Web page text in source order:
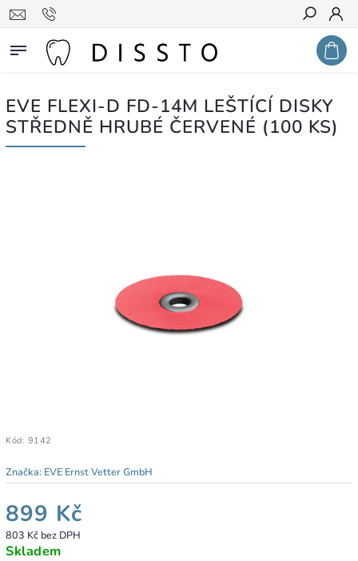
Hledat
EVE FLEXI-D FD-14M LEŠTÍCÍ DISKY
STŘEDNĚ HRUBÉ ČERVENÉ (100 KS)
Kód: 9142
Značka: EVE Ernst Vetter GmbH
899 Kč
803 Kč bez DPH
Skladem